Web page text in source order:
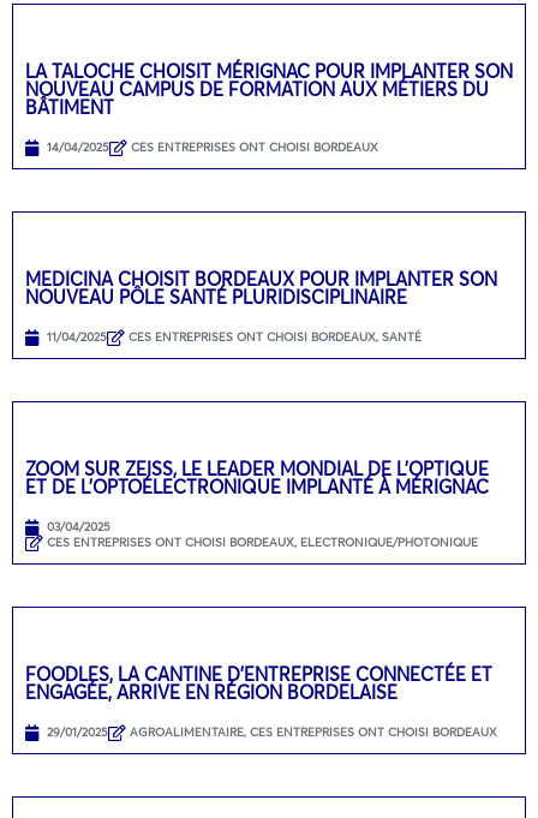
LA TALOCHE CHOISIT MÉRIGNAC POUR IMPLANTER SON
NOUVEAU CAMPUS DE FORMATION AUX MÉTIERS DU
BÂTIMENT
14/04/2025 CES ENTREPRISES ONT CHOISI BORDEAUX
MEDICINA CHOISIT BORDEAUX POUR IMPLANTER SON
NOUVEAU PÔLE SANTÉ PLURIDISCIPLINAIRE
11/04/2025 CES ENTREPRISES ONT CHOISI BORDEAUX, SANTÉ
ZOOM SUR ZEISS, LE LEADER MONDIAL DE L’OPTIQUE
ET DE L’OPTOÉLECTRONIQUE IMPLANTÉ À MÉRIGNAC
03/04/2025
CES ENTREPRISES ONT CHOISI BORDEAUX, ELECTRONIQUE/PHOTONIQUE
FOODLES, LA CANTINE D’ENTREPRISE CONNECTÉE ET
ENGAGÉE, ARRIVE EN RÉGION BORDELAISE
29/01/2025 AGROALIMENTAIRE, CES ENTREPRISES ONT CHOISI BORDEAUX